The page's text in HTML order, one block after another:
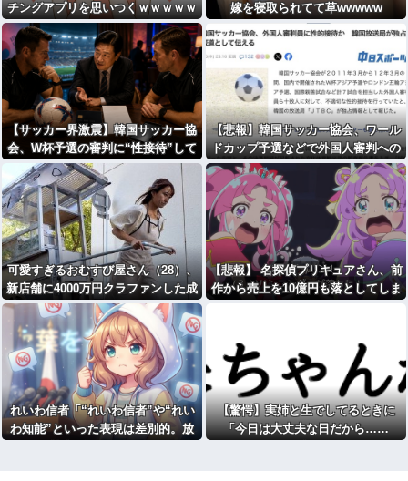
チングアプリを思いつくｗｗｗｗｗ
嫁を寝取られてて草wwwww
【サッカー界激震】韓国サッカー協
会、W杯予選の審判に“性接待”して
いたことが発覚 協会カードの決済
明細まで見つかる
【悲報】韓国サッカー協会、ワール
ドカップ予選などで外国人審判への
性的接待疑惑が浮上
可愛すぎるおむすび屋さん（28）、
新店舗に4000万円クラファンした成
功した結果弱男集団から叩かれてし
まうｗｗｗｗ
【悲報】 名探偵プリキュアさん、前
作から売上を10億円も落としてしま
れいわ信者「“れいわ信者”や“れい
わ知能”といった表現は差別的。放
【驚愕】実姉と生でしてるときに
「今日は大丈夫な日だから……